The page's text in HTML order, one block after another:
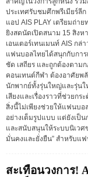
ประเทศรับชมศึกพรีเมียร์
แอป AIS PLAY เตรียมถ่า
ยิงสดนัดเปิดสนาม 15 สิง
เอนเตอร์เทนเมนท์ AIS ก
แฟนบอลไทยได้สนุกกับการ
ชัด เสถียร และถูกต้องตาม
คอนเทนต์กีฬา ต้องอาศัยพ
นักพากย์ทั้งรุ่นใหญ่และรุ่น
เสียงและเรื่องราวที่ช่วยก
สิ่งนี้ไม่เพียงช่วยให้แฟนบอ
อย่างเต็มรูปแบบ แต่ยังเป็
และสนับสนุนให้ระบบนิเวศ
มั่นคงและยั่งยืน” สำหรับแ
สะเทือนวงการ!